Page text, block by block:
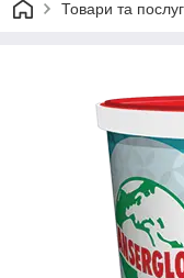
Товари та